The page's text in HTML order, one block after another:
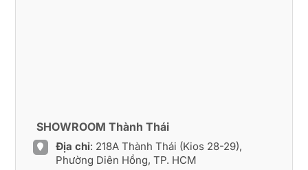
SHOWROOM Thành Thái
Địa chỉ: 218A Thành Thái (Kios 28-29),
Phường Diên Hồng, TP. HCM